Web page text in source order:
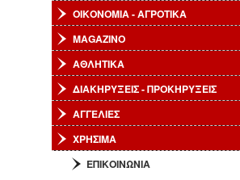
ΟΙΚΟΝΟΜΙΑ - ΑΓΡΟΤΙΚΑ
MAGAZINO
ΑΘΛΗΤΙΚΑ
ΔΙΑΚΗΡΥΞΕΙΣ - ΠΡΟΚΗΡΥΞΕΙΣ
ΑΓΓΕΛΙΕΣ
ΧΡΗΣΙΜΑ
ΕΠΙΚΟΙΝΩΝΙΑ